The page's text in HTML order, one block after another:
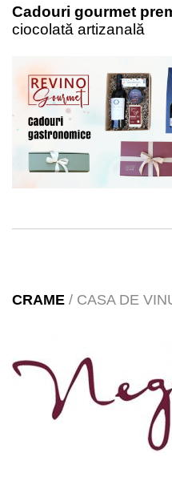
Cadouri gourmet
ciocolată artizanală
CRAME / CASA DE